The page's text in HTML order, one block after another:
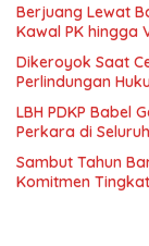
Berjuang Lewat
Kawal PK hingga
Dikeroyok Saat
Perlindungan
LBH PDKP Babel
Perkara di
Sambut Tahun Baru Islam
Komitmen